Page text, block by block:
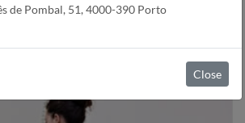
2014 2013 2012 2011 2010
de Pombal, 51, 4000-390 Porto
Close